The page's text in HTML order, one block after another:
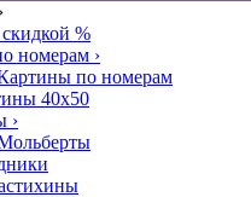
›
%
номерам ›
по номерам
40x50
›